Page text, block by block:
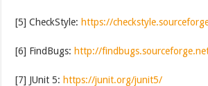
[5] CheckStyle: https://
[6] FindBugs: http://
[7] JUnit 5: https://junit.org/junit5/